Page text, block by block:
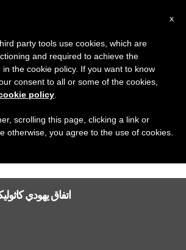
16th, 2007
اتفاق يهودي
x
party tools use cookies, which are
and required to achieve the
the cookie policy. If you want to know
consent to all or some of the cookies,
policy
scrolling this page, clicking a link or
otherwise, you agree to the use of cookies.